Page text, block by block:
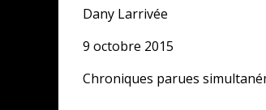
Dany Larrivée
9 octobre 2015
Chroniques parues